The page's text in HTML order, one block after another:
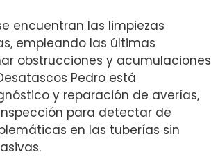
encuentran las limpiezas
empleando las últimas
obstrucciones y acumulaciones
Pedro está
y reparación de averías,
para detectar de
en las tuberías sin